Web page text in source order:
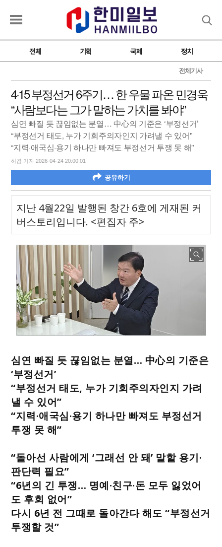
전체 기획 국제 정치
전체기사
4·15 부정선거 6주기… 한 우물 파온 민경욱
“사람보다는 그가 말하는 가치를 봐야”
심연 빠질 듯 끊임없는 분열… 中心의 기준은 ‘부정선거’
“부정선거 태도, 누가 기회주의자인지 가려낼 수 있어”
“지력·애국심·용기 하나만 빠져도 부정선거 투쟁 못 해”
허겸 기자 2026-04-24 20:00:01
공유하기
지난 4월22일 발행된 창간 6호에 게재된 커
버스토리입니다. <편집자 주>
심연 빠질 듯 끊임없는 분열… 中心의 기준은
‘부정선거’
“부정선거 태도, 누가 기회주의자인지 가려
낼 수 있어”
“지력·애국심·용기 하나만 빠져도 부정선거
투쟁 못 해”
“돌아선 사람에게 ‘그래선 안 돼’ 말할 용기·
판단력 필요”
“6년의 긴 투쟁… 명예·친구·돈 모두 잃었어
도 후회 없어”
다시 6년 전 그때로 돌아간다 해도 “부정선거
투쟁할 것”